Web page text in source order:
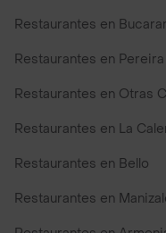
Restaurantes en
Restaurantes en Pereira
Restaurantes en Otras
Restaurantes en La
Restaurantes en Bello
Restaurantes en